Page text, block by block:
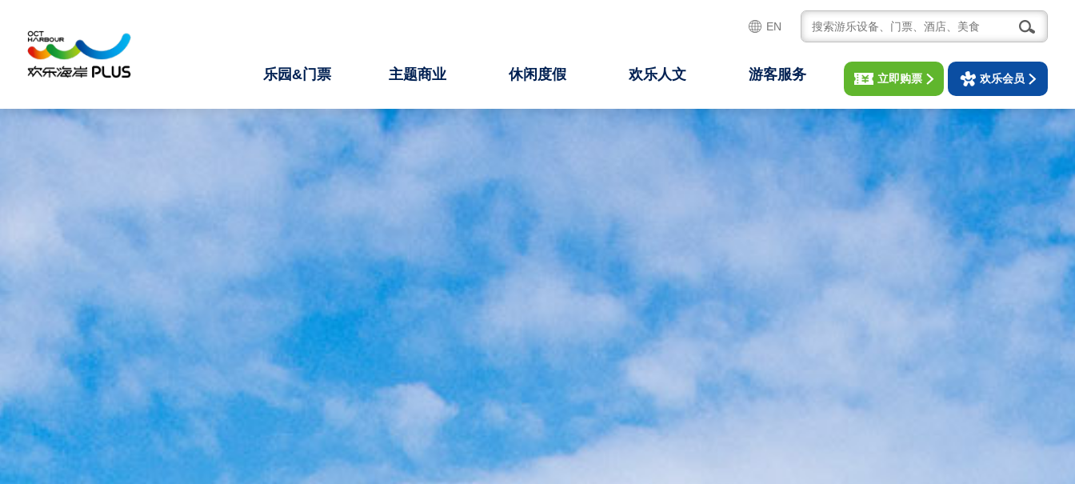
乐园&门票 主题商业 休闲度假 欢乐人文 游客服务
EN
立即购票 欢乐会员